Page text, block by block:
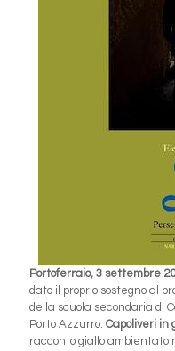
Portoferraio, 3 settembre
dato il proprio sostegno al
della scuola secondaria di
Porto Azzurro: Capoliveri in
racconto giallo ambientato